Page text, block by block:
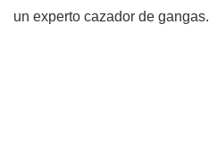
un experto cazador de gangas.